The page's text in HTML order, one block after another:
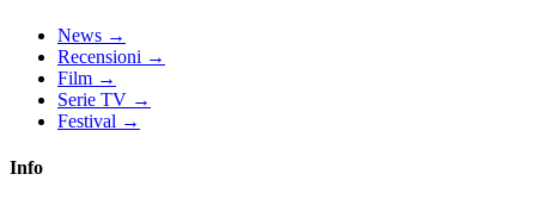
News →
Recensioni →
Film →
Serie TV →
Festival →
Info